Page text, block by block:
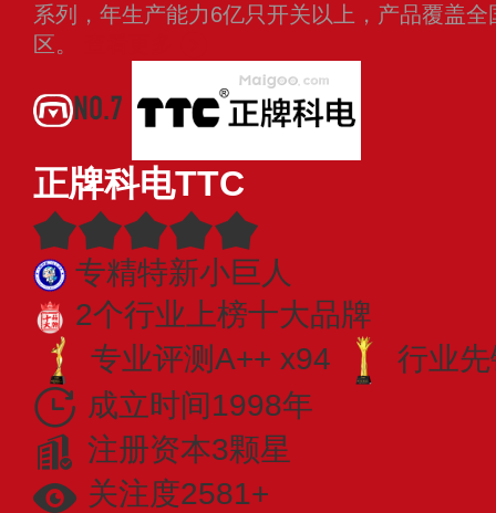
系列，年生产能力6亿只开关以上，产品覆盖
区。
NO.7
正牌科电TTC
专精特新小巨人
2个行业上榜十大品牌
专业​评测A++ x94
行业
成立时间1998年
注册资本3颗星
关注度2581+